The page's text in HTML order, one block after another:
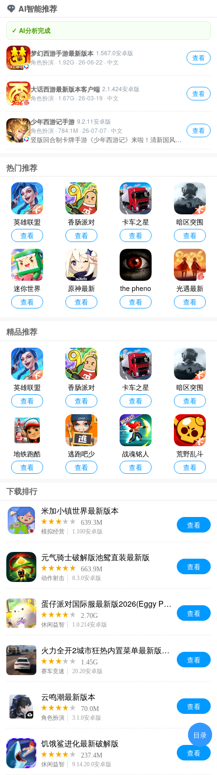
AI智能推荐
✓ AI分析完成
梦幻西游手游最新版本 1.567.0安卓版
角色扮演 · 1.92G · 26-06-22 · 中文
查看
大话西游最新版本客户端 2.1.424安卓版
角色扮演 · 1.67G · 26-03-19 · 中文
查看
少年西游记手游 9.2.11安卓版
角色扮演 · 784.1M · 26-07-07 · 中文
竖版回合制卡牌手游《少年西游记》来啦！清新国风彩
要新感觉？试试这款准没错！
查看
热门推荐
英雄联盟
手游最新
版本
查看
香肠派对
手机正版
查看
卡车之星
正版
查看
暗区突围
最新版本2
026
查看
迷你世界
官方正版
查看
原神最新
版本2026
查看
the pheno
menon中
查看
光遇最新
版本2026
查看
精品推荐
英雄联盟
手游最新
版本
查看
香肠派对
手机正版
查看
卡车之星
正版
查看
暗区突围
最新版本2
026
查看
地铁跑酷
国际服最
(Subway
Surf)
查看
逃跑吧少
年最新版
查看
战魂铭人
手游
查看
荒野乱斗
最新版本
查看
下载排行
米加小镇世界最新版本
639.3M
模拟经营 1.100安卓版
查看
元气骑士破解版池鸳直装最新版
663.9M
动作射击 8.3.0安卓版
查看
蛋仔派对国际服最新版2026(Eggy Party)
2.70G
休闲益智 1.0.214安卓版
查看
火力全开2城市狂热内置菜单最新版本(MadOut2 BCO)
1.45G
赛车竞速 20.20安卓版
查看
云鸣潮最新版本
70.0M
角色扮演 3.1.0安卓版
查看
饥饿鲨进化最新破解版
237.4M
休闲益智 9.14.20.0安卓版
查看
目录